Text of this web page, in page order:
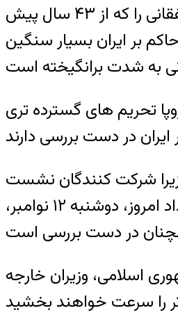
جمهوری اسلامی ایران بر این باور است که با ادامه اعدامها می تواند جوانان مبارز ایرانی را بترساند و فضای وحشت و خفقانی را که از ۴۳ سال پیش
بر ایران بسیار سنگین
تحریم های گسترده تری
زیرا شرکت کنندگان نشست
معتقد بودند برای تصمیم گیری در این مورد و مشخص کردن تحریم های کارساز به وقت بیشتری نیاز دارند. اما بامداد امروز، دوشنبه ۱۲ نوامبر،
اسلامی، وزیران خارجه